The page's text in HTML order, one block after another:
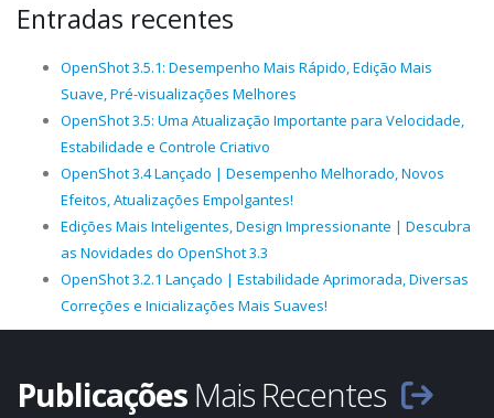
Entradas recentes
OpenShot 3.5.1: Desempenho Mais Rápido, Edição Mais
Suave, Pré-visualizações Melhores
OpenShot 3.5: Uma Atualização Importante para Velocidade,
Estabilidade e Controle Criativo
OpenShot 3.4 Lançado | Desempenho Melhorado, Novos
Efeitos, Atualizações Empolgantes!
Edições Mais Inteligentes, Design Impressionante | Descubra
as Novidades do OpenShot 3.3
OpenShot 3.2.1 Lançado | Estabilidade Aprimorada, Diversas
Correções e Inicializações Mais Suaves!
Publicações Mais Recentes